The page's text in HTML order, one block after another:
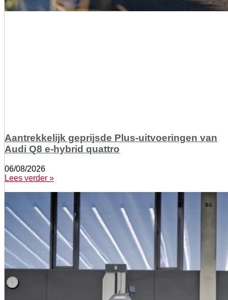
Aantrekkelijk geprijsde Plus-uitvoeringen van
Audi Q8 e-hybrid quattro
06/08/2026
Lees verder »